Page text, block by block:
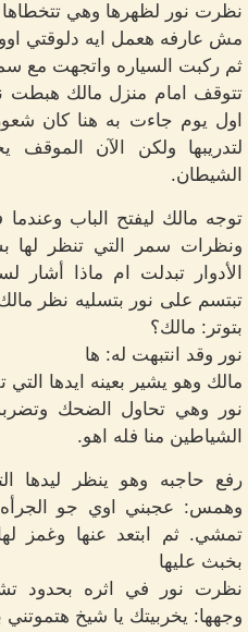
نظرت نور لظهرها وهي تتخطاها
مش عارفه هعمل ايه دلوقتي
ثم ركبت السياره واتجهت مع
تتوقف امام منزل مالك هبطت
اول يوم جاءت به هنا كان
لتدريبها ولكن الآن
الشيطان.
توجه مالك ليفتح الباب
ونظرات سمر التي تنظر لها
الأدوار تبدلت ام ماذا
تبتسم على نور بتسليه نظر
بتوتر: مالك؟
نور وقد انتبهت له: ها
مالك وهو يشير بعينه ايدها التي
نور وهي تحاول الضحك
الشياطين منا فله اهو.
رفع حاجبه وهو ينظر ليدها
وهمس: عجبني اوي جو
تمشي. ثم ابتعد عنها وغمز
بخبث عليها
نظرت نور في اثره بحدود
وجهها: يخربيتك يا شيخ